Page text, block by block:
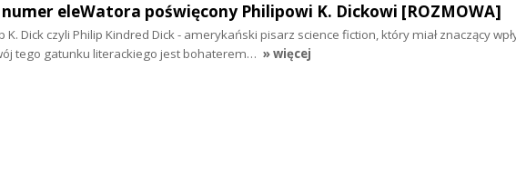
numer eleWatora poświęcony Philipowi K. Dickowi [ROZMOWA]
K. Dick czyli Philip Kindred Dick - amerykański pisarz science fiction, który miał znaczący
tego gatunku literackiego jest bohaterem… » więcej